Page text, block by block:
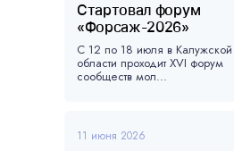
Стартовал форум
«Форсаж-2026»
С 12 по 18 июля в Калужской
области проходит XVI форум
сообществ мол...
11 июня 2026